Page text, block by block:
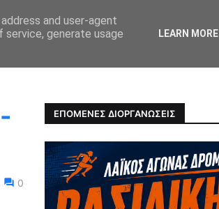
ΠΡΟΣΩΠΑ ΥΓΕΙΑ
0
ΕΠΟΜΕΝΕΣ ΔΙΟΡΓΑΝΩΣΕΙΣ
and user-agent
generate usage
LEARN MORE